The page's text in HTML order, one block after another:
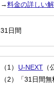
→料金の詳しい
31日間
（1） U-NEXT
（2）「31日間